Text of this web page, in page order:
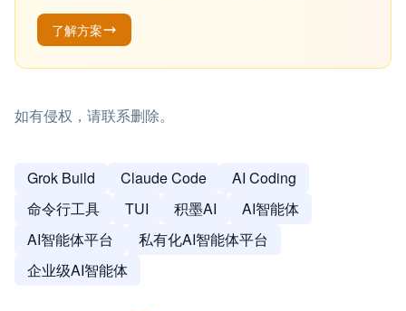
了解方案
如有侵权，请联系删除。
Grok Build Claude Code
AI Coding
命令行工具
TUI 积墨AI
AI智能体
AI智能体平台
私有化AI智能体平台
企业级AI智能体